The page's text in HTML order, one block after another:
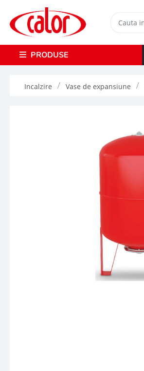
PRODUSE
Incalzire Vase de expansiune